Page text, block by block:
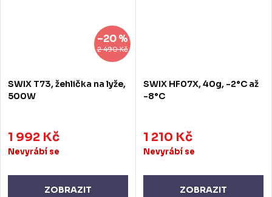
2 490 Kč
–20 %
SWIX T73, žehlička na lyže,
500W
1 992 Kč
Nevyrábí se
ZOBRAZIT
SWIX HF07X, 40g, -2°C až
-8°C
1 210 Kč
Nevyrábí se
ZOBRAZIT